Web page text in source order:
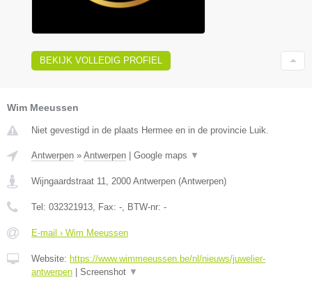
BEKIJK VOLLEDIG PROFIEL
Wim Meeussen
Niet gevestigd in de plaats Hermee en in de provincie Luik.
Antwerpen » Antwerpen | Google maps ▼
Wijngaardstraat 11 2000 Antwerpen (Antwerpen)
Tel: 032321913 , Fax: - , BTW-nr: -
E-mail › Wim Meeussen
Website: https://www.wimmeeussen.be/nl/nieuws/juwelier-
antwerpen | Screenshot ▼